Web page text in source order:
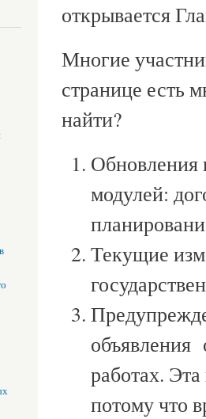
открывается
Многие
странице есть
найти?
Обновления
модулей:
Текущие
объявления
работах.
потому что